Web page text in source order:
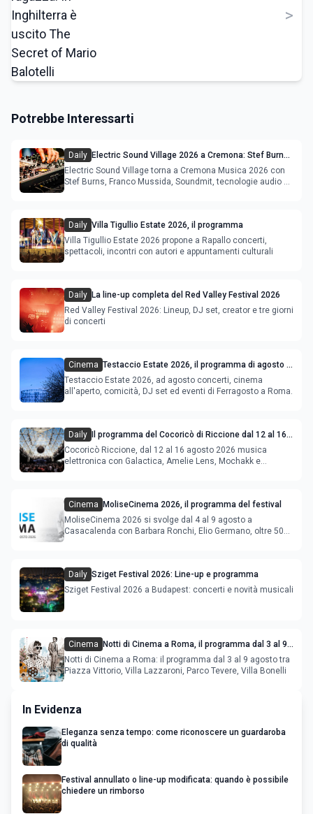
>
Potrebbe Interessarti
Daily Electric Sound Village 2026 a Cremona: Stef Burns,
Soundmit e Young Band Contest, il programma
Electric Sound Village torna a Cremona Musica 2026 con
Stef Burns, Franco Mussida, Soundmit, tecnologie audio e
Daily Villa Tigullio Estate 2026, il programma
Villa Tigullio Estate 2026 propone a Rapallo concerti,
spettacoli, incontri con autori e appuntamenti culturali
Daily La line-up completa del Red Valley Festival 2026
Red Valley Festival 2026: Lineup, DJ set, creator e tre giorni
di concerti
Cinema Testaccio Estate 2026, il programma di agosto e
Ferragosto
Testaccio Estate 2026, ad agosto concerti, cinema
all'aperto, comicità, DJ set ed eventi di Ferragosto a Roma.
Daily
Il programma del Cocoricò di Riccione dal 12 al 16
agosto 2026
Cocoricò Riccione, dal 12 al 16 agosto 2026 musica
elettronica con Galactica, Amelie Lens, Mochakk e
Cinema
MoliseCinema 2026, il programma del festival
MoliseCinema 2026 si svolge dal 4 al 9 agosto a
Casacalenda con Barbara Ronchi, Elio Germano, oltre 50
Daily Sziget Festival 2026: Line-up e programma
Sziget Festival 2026 a Budapest: concerti e novità musicali
Cinema
Notti di Cinema a Roma, il programma dal 3 al 9
agosto
Notti di Cinema a Roma: il programma dal 3 al 9 agosto tra
Piazza Vittorio, Villa Lazzaroni, Parco Tevere, Villa Bonelli
In Evidenza
Eleganza senza tempo: come riconoscere un guardaroba
di qualità
Festival annullato o line-up modificata: quando è possibile
chiedere un rimborso